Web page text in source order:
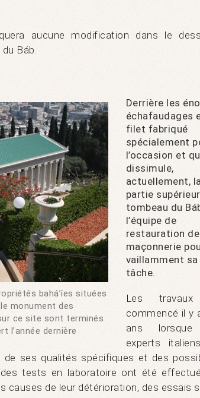
aucune modification dans le
Báb.
bahá’íes situées
monument des
ce site sont terminés
l’année dernière
Derrière les
échafaudages
filet fabriqué
spécialement
l’occasion et
dissimule,
actuellement,
partie
tombeau du
l’équipe de
restauration
maçonnerie
vaillamment sa
tâche.
Les
commencé il y
ans
experts
ses qualités spécifiques et des
tests en laboratoire ont été
causes de leur détérioration, des essais